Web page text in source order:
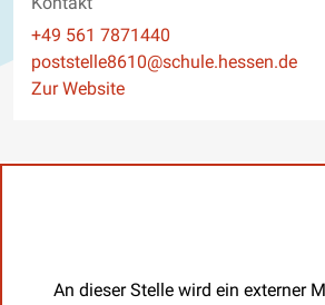
Telefon
+49 561 7871440
E-Mail
poststelle8610@schule.hessen.de
Website
Zur Website
An dieser Stelle wird ein externer